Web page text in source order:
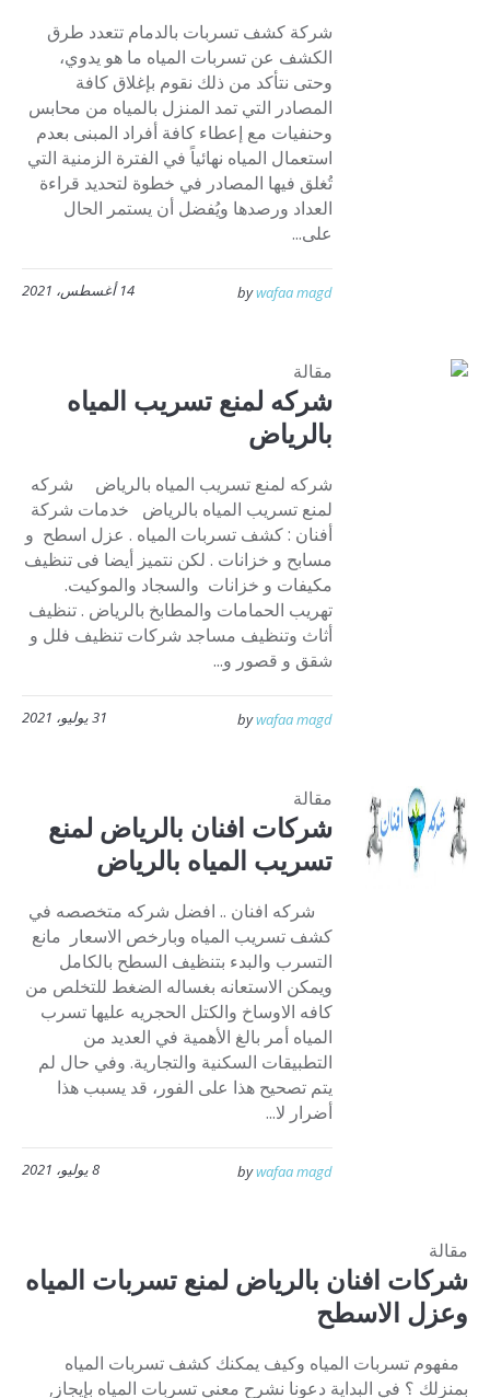
شركة كشف تسربات بالدمام تتعدد طرق
الكشف عن تسربات المياه ما هو يدوي،
وحتى نتأكد من ذلك نقوم بإغلاق كافة
المصادر التي تمد المنزل بالمياه من محابس
وحنفيات مع إعطاء كافة أفراد المبنى بعدم
استعمال المياه نهائياً في الفترة الزمنية التي
تُغلق فيها المصادر في خطوة لتحديد قراءة
العداد ورصدها ويُفضل أن يستمر الحال
على...
14 أغسطس، 2021 bywafaa magd
مقالة
شركه لمنع تسريب المياه
بالرياض
شركه لمنع تسريب المياه بالرياض شركه
لمنع تسريب المياه بالرياض خدمات شركة
أفنان : كشف تسربات المياه . عزل اسطح و
مسابح و خزانات . لكن نتميز أيضا فى تنظيف
مكيفات و خزانات والسجاد والموكيت.
تهريب الحمامات والمطابخ بالرياض . تنظيف
أثاث وتنظيف مساجد شركات تنظيف فلل و
شقق و قصور و...
31 يوليو، 2021 bywafaa magd
مقالة
شركات افنان بالرياض لمنع
تسريب المياه بالرياض
شركه افنان .. افضل شركه متخصصه في
كشف تسريب المياه وبارخص الاسعار مانع
التسرب والبدء بتنظيف السطح بالكامل
ويمكن الاستعانه بغساله الضغط للتخلص من
كافه الاوساخ والكتل الحجريه عليها تسرب
المياه أمر بالغ الأهمية في العديد من
التطبيقات السكنية والتجارية. وفي حال لم
يتم تصحيح هذا على الفور، قد يسبب هذا
أضرار لا...
8 يوليو، 2021 bywafaa magd
مقالة
شركات افنان بالرياض لمنع تسربات المياه
وعزل الاسطح
مفهوم تسربات المياه وكيف يمكنك كشف تسربات المياه
بمنزلك ؟ في البداية دعونا نشرح معني تسربات المياه بإيجاز,